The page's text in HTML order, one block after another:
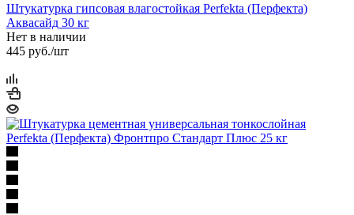
Штукатурка гипсовая влагостойкая Perfekta (Перфекта)
Аквасайд 30 кг
Нет в наличии
445 руб./шт